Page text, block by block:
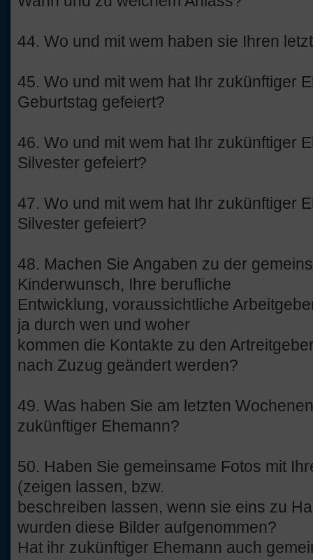
44. Wo und mit wem haben sie Ihren
45. Wo und mit wem hat Ihr zukünftiger
Geburtstag gefeiert?
46. Wo und mit wem hat Ihr zukünftiger
Silvester gefeiert?
47. Wo und mit wem hat Ihr zukünftiger
Silvester gefeiert?
48. Machen Sie Angaben zu der
Kinderwunsch, Ihre berufliche
Entwicklung, voraussichtliche
ja durch wen und woher
kommen die Kontakte zu den
nach Zuzug geändert werden?
49. Was haben Sie am letzten
zukünftiger Ehemann?
50. Haben Sie gemeinsame Fotos mit
(zeigen lassen, bzw.
beschreiben lassen, wenn sie eins zu
wurden diese Bilder aufgenommen?
Hat ihr zukünftiger Ehemann auch